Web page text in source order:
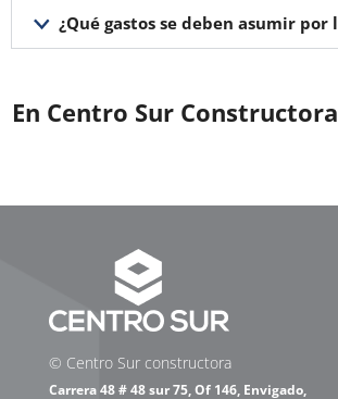
¿Qué gastos se deben asumir
En Centro Sur
© Centro Sur constructora
Carrera 48 # 48 sur 75, Of 146, Envigado,